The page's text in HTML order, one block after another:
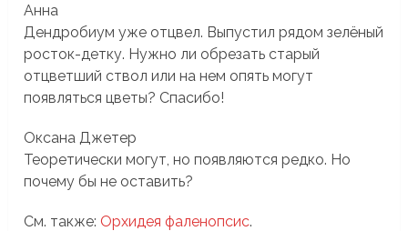
Анна
Дендробиум уже отцвел. Выпустил рядом зелёный
росток-детку. Нужно ли обрезать старый
отцветший ствол или на нем опять могут
появляться цветы? Спасибо!
Оксана Джетер
Теоретически могут, но появляются редко. Но
почему бы не оставить?
См. также: Орхидея фаленопсис.